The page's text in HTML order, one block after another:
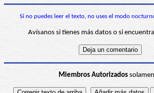
Si no puedes leer el texto, no uses el modo
Avísanos si tienes más datos o si
Miembros Autorizados